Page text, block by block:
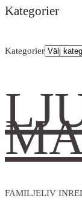
Kategorier
Kategorier
FAMILJELIV